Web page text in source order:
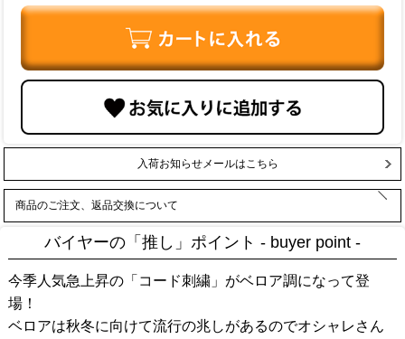
入荷お知らせメールはこちら
商品のご注文、返品交換について
バイヤーの「推し」ポイント - buyer point -
今季人気急上昇の「コード刺繍」がベロア調になって登
場！
ベロアは秋冬に向けて流行の兆しがあるのでオシャレさん